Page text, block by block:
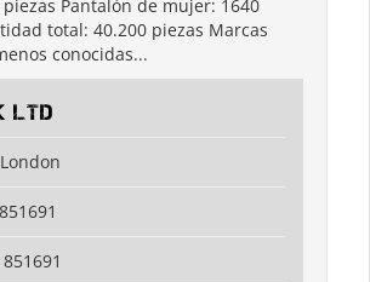
Pantalón de mujer: 1640
total: 40.200 piezas Marcas
conocidas...
LTD